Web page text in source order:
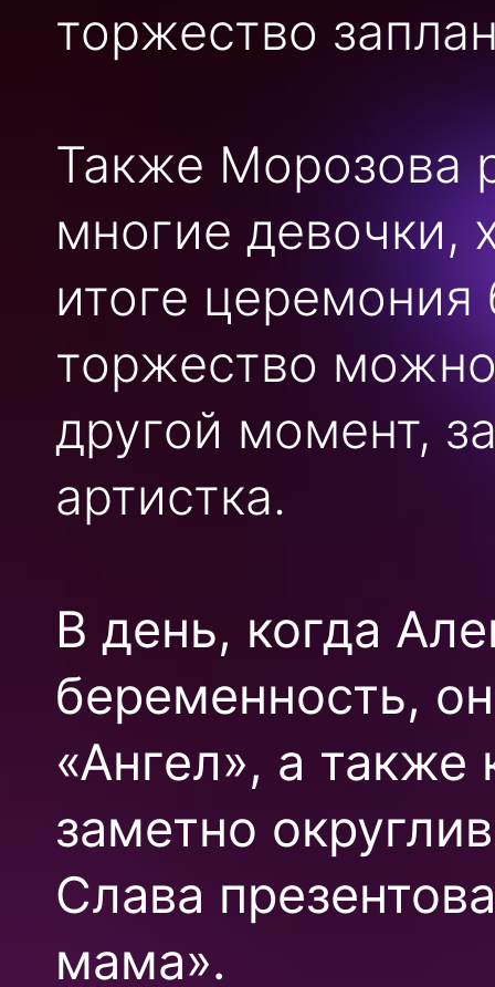
торжество
Также Морозова
многие девочки,
итоге
торжество
другой момент,
артистка.
В день, когда
беременность,
«Ангел», а также
заметно
Слава
мама».